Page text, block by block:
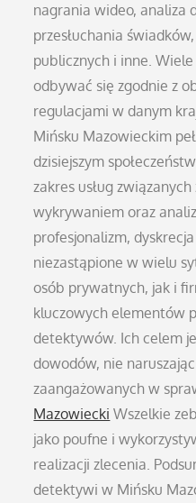
nagrania wideo, analiza
przesłuchania
publicznych i inne.
odbywać się zgodnie z
regulacjami w danym
Mińsku Mazowieckim
dzisiejszym
zakres usług
wykrywaniem oraz
profesjonalizm,
niezastąpione w wielu
osób prywatnych, jak i
kluczowych elementów
detektywów. Ich celem
dowodów, nie
zaangażowanych w
Mazowiecki Wszelkie
jako poufne i
realizacji zlecenia.
detektywi w Mińsku